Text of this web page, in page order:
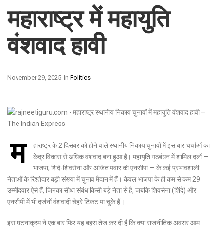
महाराष्ट्र में महायुति
वंशवाद हावी
In Politics
November 29, 2025
म
हाराष्ट्र के 2 दिसंबर को होने वाले स्थानीय निकाय चुनावों में इस बार चर्चाओं का
केंद्र विकास से अधिक वंशवाद बना हुआ है। महायुति गठबंधन में शामिल दलों —
भाजपा, शिंदे-शिवसेना और अजित पवार की एनसीपी — के कई प्रभावशाली
नेताओं के रिश्तेदार बड़ी संख्या में चुनाव मैदान में हैं। केवल भाजपा के ही कम से कम 29
उम्मीदवार ऐसे हैं, जिनका सीधा संबंध किसी बड़े नेता से है, जबकि शिवसेना (शिंदे) और
एनसीपी में भी दर्जनों वंशवादी चेहरे टिकट पा चुके हैं।
इस घटनाक्रम ने एक बार फिर यह बहस तेज कर दी है कि क्या राजनीतिक अवसर आम